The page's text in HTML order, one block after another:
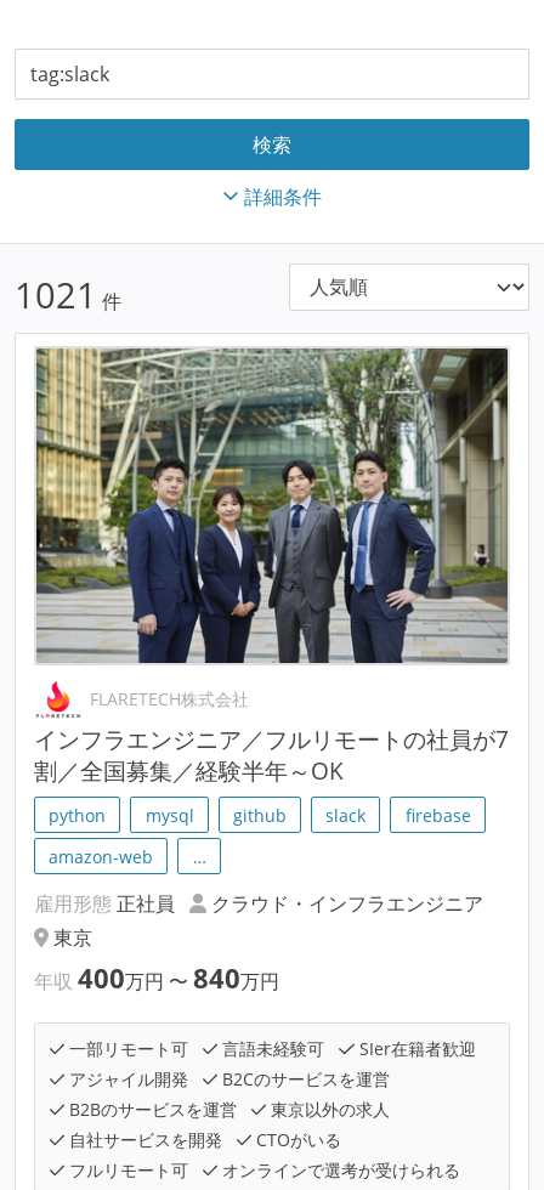
詳細条件
1021 件
FLARETECH株式会社
インフラエンジニア／フルリモートの社員が7
割／全国募集／経験半年～OK
python mysql github slack
firebase
amazon-web
…
雇用形態 正社員
クラウド・インフラエンジニア
東京
年収 400万円 〜 840万円
一部リモート可 言語未経験可
SIer在籍者歓迎
アジャイル開発
B2Cのサービスを運営
B2Bのサービスを運営
東京以外の求人
自社サービスを開発
CTOがいる
フルリモート可
オンラインで選考が受けられる